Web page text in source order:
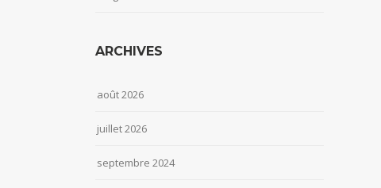
ARCHIVES
août 2026
juillet 2026
septembre 2024